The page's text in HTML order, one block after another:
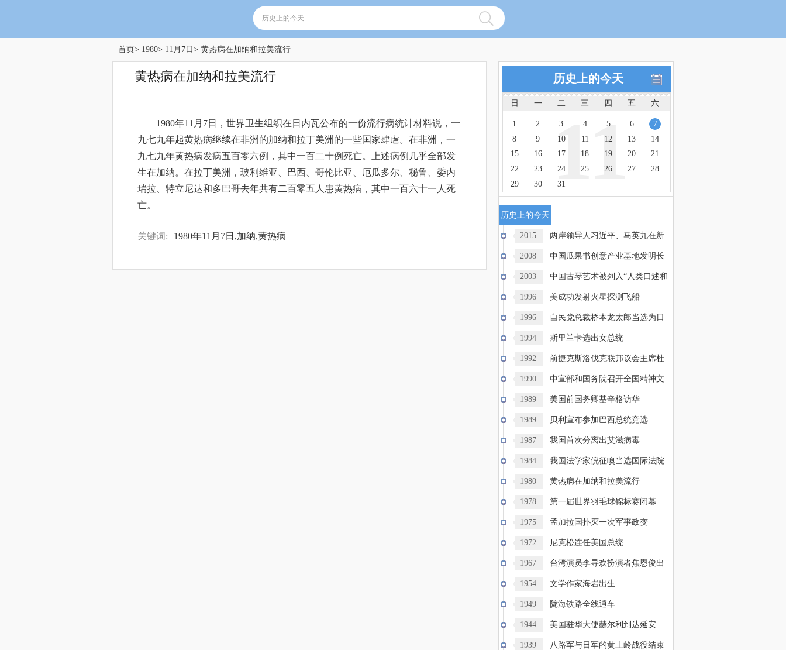
首页> 1980> 11月7日 > 黄热病在加纳和拉美流行
黄热病在加纳和拉美流行
1980年11月7日，世界卫生组织在日内瓦公布的一份流行病统计材料说，一
九七九年起黄热病继续在非洲的加纳和拉丁美洲的一些国家肆虐。在非洲，一
九七九年黄热病发病五百零六例，其中一百二十例死亡。上述病例几乎全部发
生在加纳。在拉丁美洲，玻利维亚、巴西、哥伦比亚、厄瓜多尔、秘鲁、委内
瑞拉、特立尼达和多巴哥去年共有二百零五人患黄热病，其中一百六十一人死
亡。
关键词: 1980年11月7日,加纳,黄热病
历史上的今天
日 一 二 三 四 五 六
11
1 2 3 4 5 6
7
8
9 10 11 12 13
14
15
16 17 18 19 20
21
22
23 24 25 26 27
28
29
30 31
历史上的今天
2015 两岸领导人习近平、马英九在新
加2008 中国瓜果书创意产业基地发明长
出2003 中国古琴艺术被列入“人类口述和
1996 美成功发射火星探测飞船
1996 自民党总裁桥本龙太郎当选为日
本1994 斯里兰卡选出女总统
1992 前捷克斯洛伐克联邦议会主席杜
布1990 中宣部和国务院召开全国精神文
明1989 美国前国务卿基辛格访华
1989 贝利宣布参加巴西总统竞选
1987 我国首次分离出艾滋病毒
1984 我国法学家倪征噢当选国际法院
法1980 黄热病在加纳和拉美流行
1978 第一届世界羽毛球锦标赛闭幕
1975 孟加拉国扑灭一次军事政变
1972 尼克松连任美国总统
1967 台湾演员李寻欢扮演者焦恩俊出
生1954 文学作家海岩出生
1949 陇海铁路全线通车
1944 美国驻华大使赫尔利到达延安
1939 八路军与日军的黄土岭战役结束